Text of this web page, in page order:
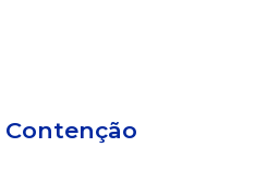
Contenção